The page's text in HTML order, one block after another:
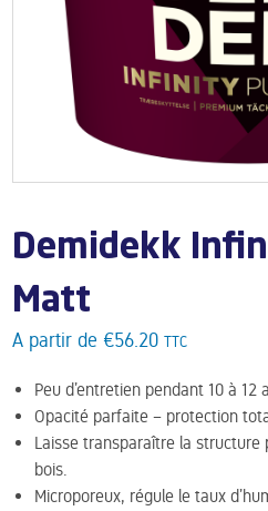
Demidekk
Matt
A partir de€56.20 TTC
Peu d’entretien pendant 10 à 12
Opacité parfaite – protection
Laisse transparaître la structure
bois.
Microporeux, régule le taux